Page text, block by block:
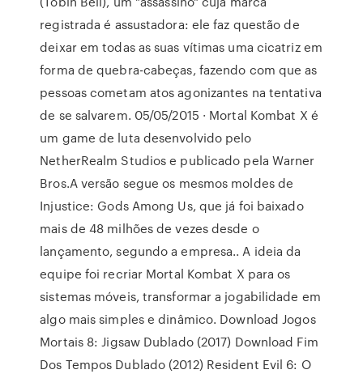
registrada é assustadora: ele faz questão de
deixar em todas as suas vítimas uma cicatriz em
forma de quebra-cabeças, fazendo com que as
pessoas cometam atos agonizantes na tentativa
de se salvarem. 05/05/2015 · Mortal Kombat X é
um game de luta desenvolvido pelo
NetherRealm Studios e publicado pela Warner
Bros.A versão segue os mesmos moldes de
Injustice: Gods Among Us, que já foi baixado
mais de 48 milhões de vezes desde o
lançamento, segundo a empresa.. A ideia da
equipe foi recriar Mortal Kombat X para os
sistemas móveis, transformar a jogabilidade em
algo mais simples e dinâmico. Download Jogos
Mortais 8: Jigsaw Dublado (2017) Download Fim
Dos Tempos Dublado (2012) Resident Evil 6: O